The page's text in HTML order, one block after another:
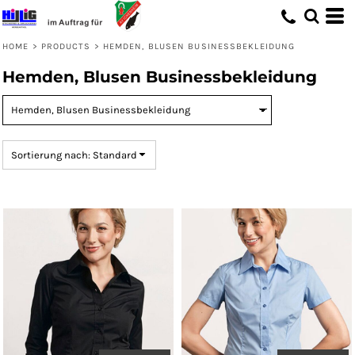
HOME > PRODUCTS > HEMDEN, BLUSEN BUSINESSBEKLEIDUNG
Hemden, Blusen Businessbekleidung
Sortierung nach: Standard
Standard